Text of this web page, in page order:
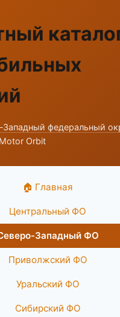
Западный федеральный
Orbit
🏠 Главная
Центральный ФО
Западный ФО
Приволжский ФО
Уральский ФО
Сибирский ФО